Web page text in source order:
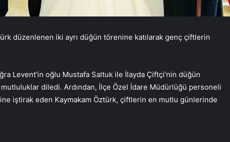
düzenlenen iki ayrı düğün törenine katılarak genç çiftlerin
Levent’in oğlu Mustafa Saltuk ile İlayda Çiftçi’nin düğün
diledi. Ardından, İlçe Özel İdare Müdürlüğü personeli
iştirak eden Kaymakam Öztürk, çiftlerin en mutlu günlerinde